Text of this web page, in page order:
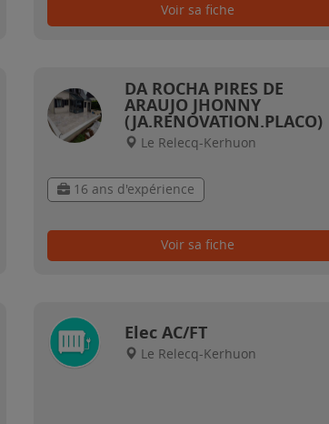
Voir sa fiche
DA ROCHA PIRES DE
ARAUJO JHONNY
(JA.RENOVATION.PLACO)
Le Relecq-Kerhuon
16 ans d'expérience
Voir sa fiche
Elec AC/FT
Le Relecq-Kerhuon